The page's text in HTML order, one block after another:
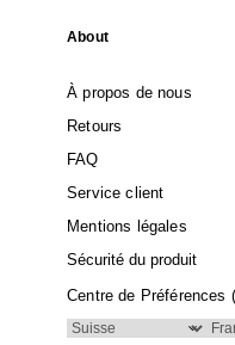
About
À propos de nous
Retours
FAQ
Service client
Mentions légales
Sécurité du produit
Centre de Préférences